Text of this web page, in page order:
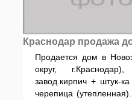
Краснодар продажа
Продается дом в
округ,
завод.кирпич + штук-
черепица